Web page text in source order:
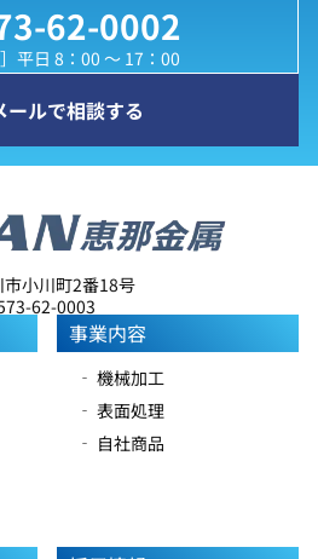
62-0002
］平日 8：00 ～ 17：00
ールで相談する
小川町2番18号
62-0003
事業内容
‐ 機械加工
‐ 表面処理
‐ 自社商品